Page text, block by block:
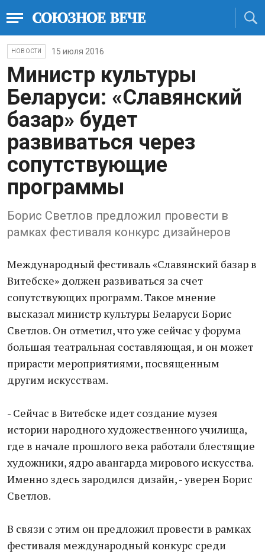
НОВОСТИ 15 июля 2016
Министр культуры
Беларуси: «Славянский
базар» будет
развиваться через
сопутствующие
программы
Борис Светлов предложил провести в
рамках фестиваля конкурс дизайнеров
Международный фестиваль «Славянский базар в
Витебске» должен развиваться за счет
сопутствующих программ. Такое мнение
высказал министр культуры Беларуси Борис
Светлов. Он отметил, что уже сейчас у форума
большая театральная составляющая, и он может
прирасти мероприятиями, посвященным
другим искусствам.
- Сейчас в Витебске идет создание музея
истории народного художественного училища,
где в начале прошлого века работали блестящие
художники, ядро авангарда мирового искусства.
Именно здесь зародился дизайн, - уверен Борис
Светлов.
В связи с этим он предложил провести в рамках
фестиваля международный конкурс среди